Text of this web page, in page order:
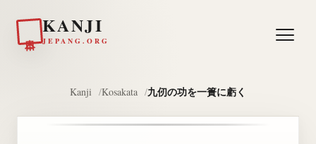
KANJI
JEPANG.ORG
Kanji Kosakata 九仞の功を一簣に虧く